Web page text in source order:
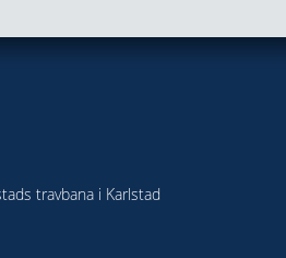
travbana i Karlstad